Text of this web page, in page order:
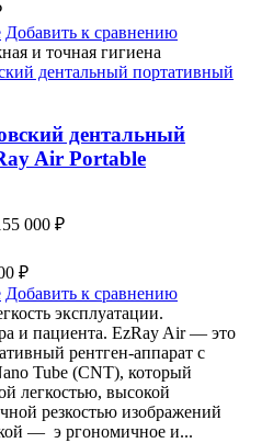
Добавить к сравнению
и точная гигиена
дентальный
Air Portable
000 ₽
₽
Добавить к сравнению
эксплуатации.
и пациента. EzRay Air — это
рентген-аппарат с
Tube (CNT), который
легкостью, высокой
резкостью изображений
— э ргономичное и...